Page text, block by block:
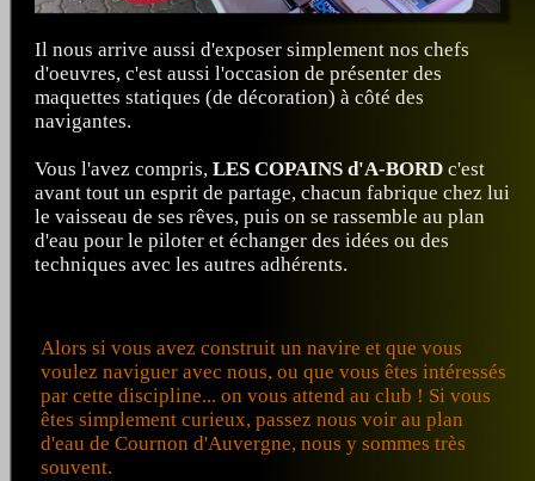
Il nous arrive aussi d'exposer simplement nos chefs
d'oeuvres, c'est aussi l'occasion de présenter des
maquettes statiques (de décoration) à côté des
navigantes.
Vous l'avez compris, LES COPAINS d'A-BORD c'est
avant tout un esprit de partage, chacun fabrique chez lui
le vaisseau de ses rêves, puis on se rassemble au plan
d'eau pour le piloter et échanger des idées ou des
techniques avec les autres adhérents.
Alors si vous avez construit un navire et que vous
voulez naviguer avec nous, ou que vous êtes intéressés
par cette discipline... on vous attend au club ! Si vous
êtes simplement curieux, passez nous voir au plan
d'eau de Cournon d'Auvergne, nous y sommes très
souvent.